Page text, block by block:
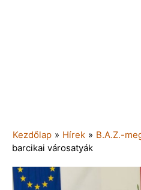
Kezdőlap » Hírek » B.A.Z.-
barcikai városatyák